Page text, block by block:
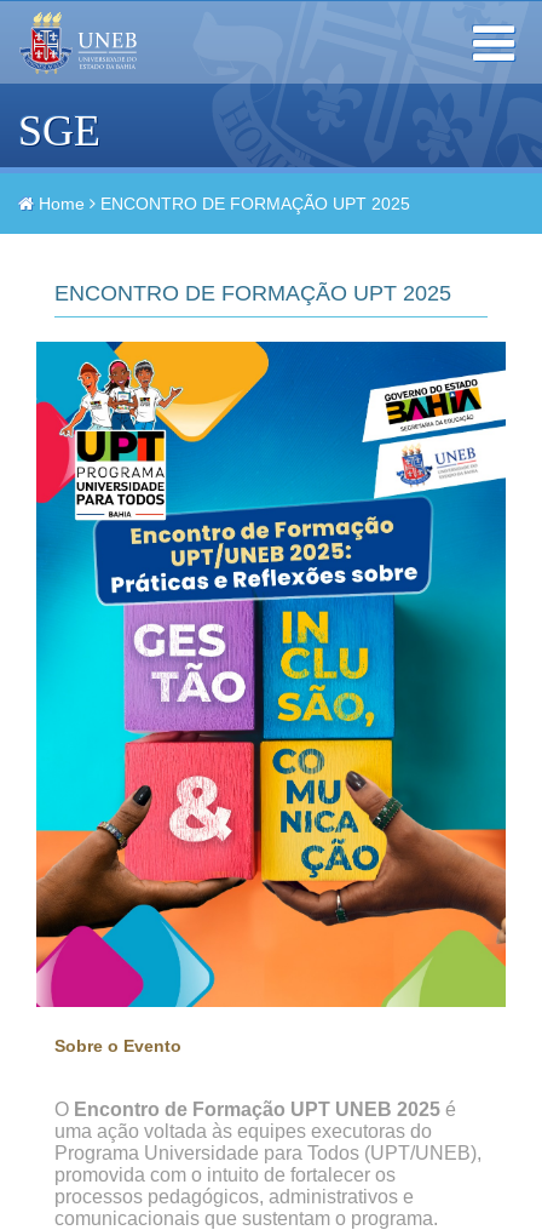
SGE
Toggle
navigation
Home ENCONTRO DE FORMAÇÃO UPT 2025
ENCONTRO DE FORMAÇÃO UPT 2025
Sobre o Evento
O Encontro de Formação UPT UNEB 2025 é
uma ação voltada às equipes executoras do
Programa Universidade para Todos (UPT/UNEB),
promovida com o intuito de fortalecer os
processos pedagógicos, administrativos e
comunicacionais que sustentam o programa.